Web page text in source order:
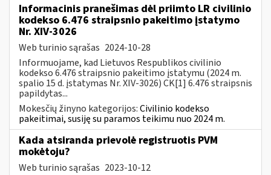
Informacinis pranešimas dėl priimto LR civilinio
kodekso 6.476 straipsnio pakeitimo įstatymo
Nr. XIV-3026
Web turinio sąrašas 2024-10-28
Informuojame, kad Lietuvos Respublikos civilinio
kodekso 6.476 straipsnio pakeitimo įstatymu (2024 m.
spalio 15 d. įstatymas Nr. XIV-3026) CK[1] 6.476 straipsnis
papildytas...
Mokesčių žinyno kategorijos:Civilinio kodekso
pakeitimai, susiję su paramos teikimu nuo 2024 m.
Kada atsiranda prievolė registruotis PVM
mokėtoju?
Web turinio sąrašas 2023-10-12